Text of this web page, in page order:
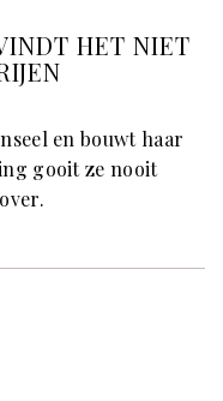
HET NIET
en bouwt haar
gooit ze nooit